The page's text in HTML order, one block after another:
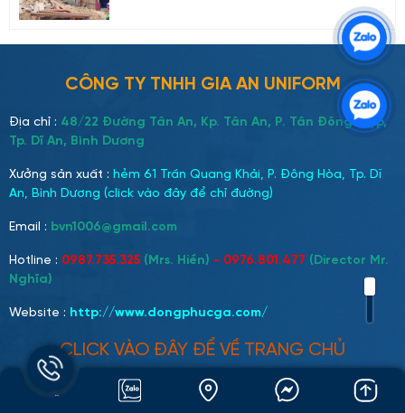
CÔNG TY TNHH GIA AN UNIFORM
Địa chỉ : 48/22 Đường Tân An, Kp. Tân An, P. Tân Đông Hiệp,
Tp. Dĩ An, Bình Dương
Xưởng sản xuất : hẻm 61 Trần Quang Khải, P. Đông Hòa, Tp. Dĩ
An, Bình Dương (click vào đây để chỉ đường)
Email : bvn1006@gmail.com
Hotline : 0987.735.325 (Mrs. Hiền) - 0976.801.477 (Director Mr.
Nghĩa)
Website : http://www.dongphucga.com/
CLICK VÀO ĐÂY ĐỂ VỀ TRANG CHỦ
Mạng xã hội: